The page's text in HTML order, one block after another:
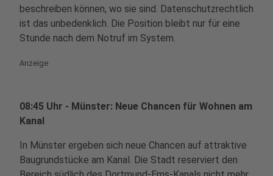
beschreiben können, wo sie sind. Datenschutzrechtlich
ist das unbedenklich. Die Position bleibt nur für eine
Stunde nach dem Notruf im System.
Anzeige
08:45 Uhr - Münster: Neue Chancen für Wohnen am
Kanal
In Münster ergeben sich neue Chancen auf attraktive
Baugrundstücke am Kanal. Die Stadt reserviert den